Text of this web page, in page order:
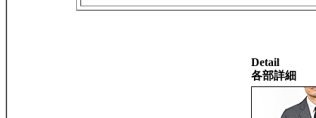
Detail
各部詳細